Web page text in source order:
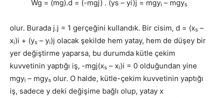
Wg = (mg).d = (-mgj) . (ys – yi)j = mgyi – mgys
olur. Burada j.j = 1 gerçeğini kullandık. Bir cisim, d = (xs –
xi)i + (ys – yi)j olacak şekilde hem yatay, hem de düşey bir
yer değiştirme yaparsa, bu durumda kütle çekim
kuvvetinin yaptığı iş, -mgj(xs – xi)i = 0 olduğundan yine
mgyi – mgys olur. O halde, kütle-çekim kuvvetinin yaptığı
iş, sadece y deki değişime bağlı olup, yatay x